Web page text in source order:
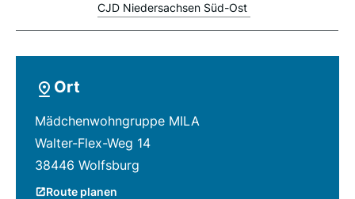
CJD Niedersachsen Süd-Ost
Ort
Mädchenwohngruppe MILA
Walter-Flex-Weg 14
38446 Wolfsburg
Route planen